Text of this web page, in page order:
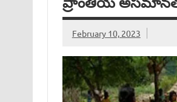
February 10, 2023